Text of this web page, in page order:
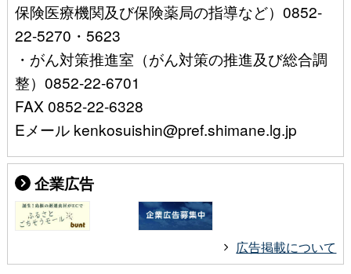
保険医療機関及び保険薬局の指導など）0852-
22-5270・5623
・がん対策推進室（がん対策の推進及び総合調
整）0852-22-6701
FAX 0852-22-6328
Eメール kenkosuishin@pref.shimane.lg.jp
企業広告
広告掲載について